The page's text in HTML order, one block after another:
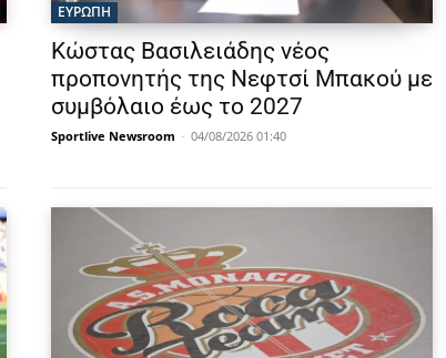
ΕΥΡΩΠΗ
Κώστας Βασιλειάδης νέος
προπονητής της Νεφτσί Μπακού με
συμβόλαιο έως το 2027
Sportlive Newsroom - 04/08/2026 01:40